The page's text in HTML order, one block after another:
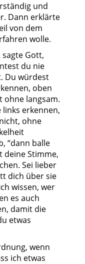
und
Dann erklärte
von dem
wolle.
sagte Gott,
du nie
Du würdest
oben
ohne langsam.
erkennen,
ohne
“dann balle
deine Stimme,
Sei lieber
dich über sie
wissen, wer
es auch
damit die
etwas
wenn
ich etwas